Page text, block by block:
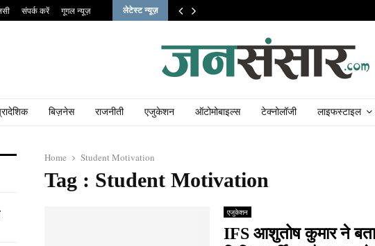
संपर्क करें गूगल न्यूज़ लेटेस्ट न्यूज़
बिज़नेस राजनीती एजुकेशन ऑटोमोबाइल्स टेक्नोलॉजी लाइफस्टाइल
Home Student Motivation
Tag : Student Motivation
एजुकेशन
IFS आशुतोष कुमार ने